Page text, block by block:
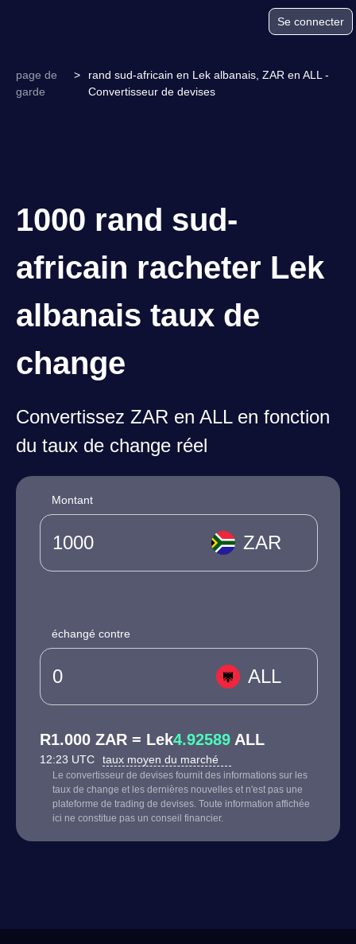
Se connecter
page de
garde
>
rand sud-africain en Lek albanais, ZAR en ALL -
Convertisseur de devises
1000 rand sud-
africain racheter Lek
albanais taux de
change
Convertissez ZAR en ALL en fonction
du taux de change réel
Montant
ZAR
échangé contre
ALL
R1.000 ZAR = Lek4.92589 ALL
12:23 UTC taux moyen du marché
Le convertisseur de devises fournit des informations sur les
taux de change et les dernières nouvelles et n'est pas une
plateforme de trading de devises. Toute information affichée
ici ne constitue pas un conseil financier.